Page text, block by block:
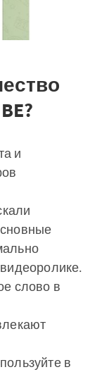
и
слово в
в